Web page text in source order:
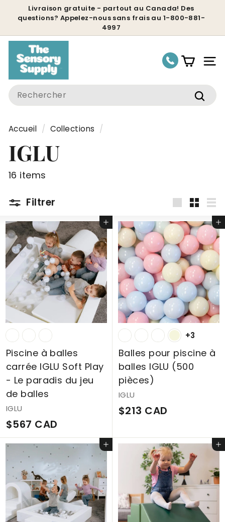
Passer
contenu
Diaporama
Pause
Livraison gratuite - partout au Canada! Des
questions? Appelez-nous sans frais au 1-800-881-
4997
Search
Accueil / Collections /
IGLU
16 items
Filtrer
Grande
Petit
Ajouter au panier
Piscine à balles
carrée IGLU Soft Play
- Le paradis du jeu
de balles
IGLU
$567 CAD
5
7
C
A
D
Ajouter au panier
+3
Balles pour piscine à
balles IGLU (500
pièces)
IGLU
$213 CAD
1
3
C
A
D
Ajouter au panier Ajouter au panier